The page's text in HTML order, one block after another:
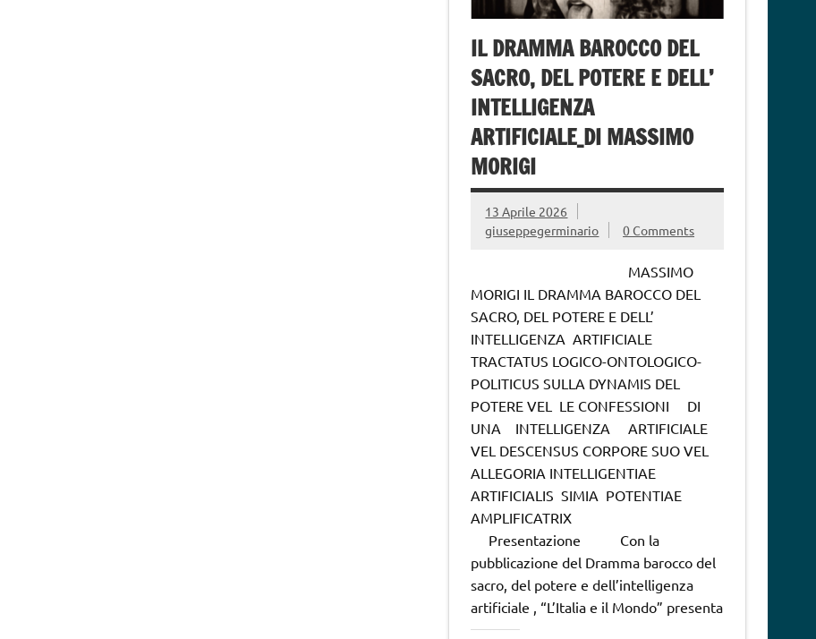
IL DRAMMA BAROCCO DEL
SACRO, DEL POTERE E DELL’
INTELLIGENZA
ARTIFICIALE_DI MASSIMO
MORIGI
13 Aprile 2026
giuseppegerminario
0 Comments
MASSIMO
MORIGI IL DRAMMA BAROCCO DEL
SACRO, DEL POTERE E DELL’
INTELLIGENZA ARTIFICIALE
TRACTATUS LOGICO-ONTOLOGICO-
POLITICUS SULLA DYNAMIS DEL
POTERE VEL LE CONFESSIONI DI
UNA INTELLIGENZA ARTIFICIALE
VEL DESCENSUS CORPORE SUO VEL
ALLEGORIA INTELLIGENTIAE
ARTIFICIALIS SIMIA POTENTIAE
AMPLIFICATRIX
Presentazione Con la
pubblicazione del Dramma barocco del
sacro, del potere e dell’intelligenza
artificiale , “L’Italia e il Mondo” presenta